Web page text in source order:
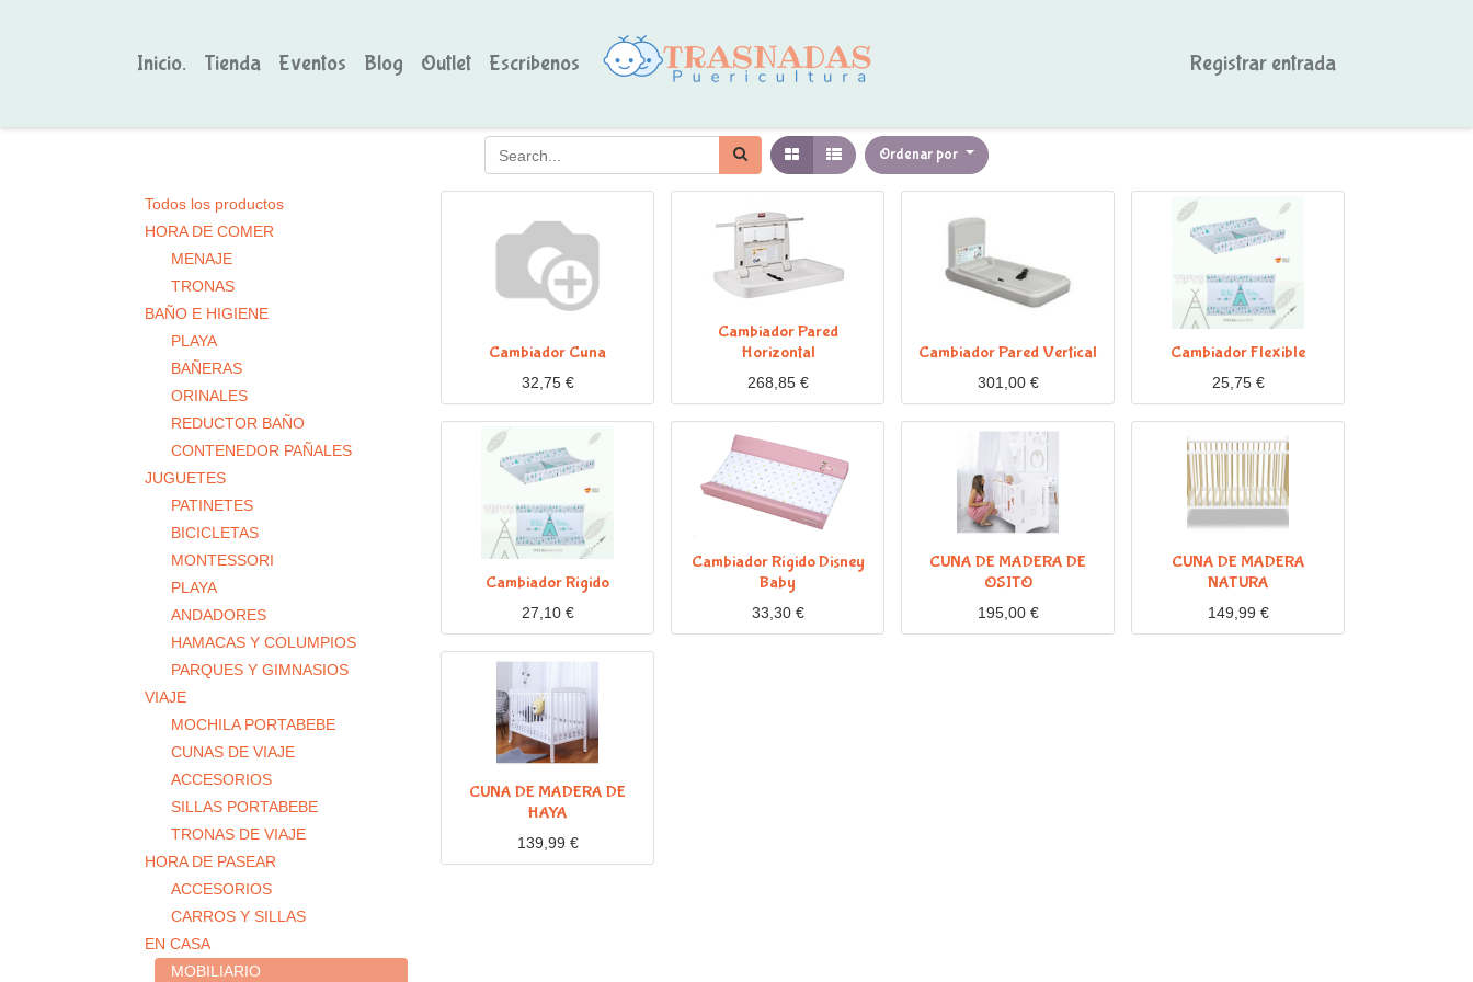
Inicio. Tienda Eventos Blog Outlet Escríbenos Registrar entrada
Ordenar por
Todos los productos
HORA DE COMER
MENAJE
TRONAS
BAÑO E HIGIENE
PLAYA
BAÑERAS
ORINALES
REDUCTOR BAÑO
CONTENEDOR PAÑALES
JUGUETES
PATINETES
BICICLETAS
MONTESSORI
PLAYA
ANDADORES
HAMACAS Y COLUMPIOS
PARQUES Y GIMNASIOS
VIAJE
MOCHILA PORTABEBE
CUNAS DE VIAJE
ACCESORIOS
SILLAS PORTABEBE
TRONAS DE VIAJE
HORA DE PASEAR
ACCESORIOS
CARROS Y SILLAS
EN CASA
MOBILIARIO
Cambiador Cuna
32,75€
Cambiador Pared
Horizontal
268,85€
Cambiador Pared Vertical
301,00€
Cambiador Flexible
25,75€
Cambiador Rígido
27,10€
Cambiador Rígido Disney
Baby
33,30€
CUNA DE MADERA DE
OSITO
195,00€
CUNA DE MADERA
NATURA
149,99 €
CUNA DE MADERA DE
HAYA
139,99 €